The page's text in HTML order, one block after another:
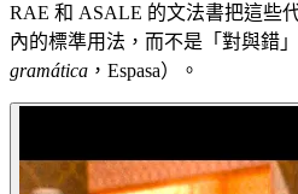
RAE 和 ASALE 的文法書把這些
內的標準用法，而不是「對與錯
gramática ，Espasa）。